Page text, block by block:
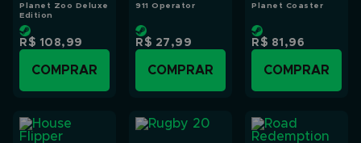
Planet Zoo Deluxe
Edition
R$ 108,99
COMPRAR
911 Operator
R$ 27,99
COMPRAR
Planet Coaster
R$ 81,96
COMPRAR